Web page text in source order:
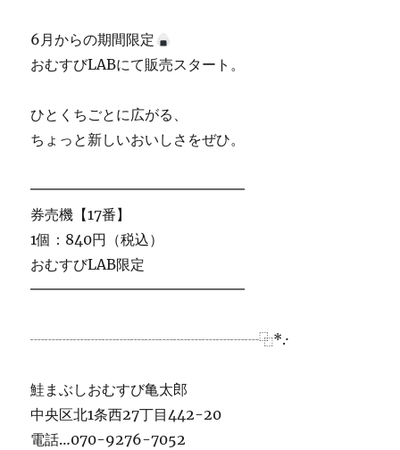
6月からの期間限定
おむすびLABにて販売スタート。
ひとくちごとに広がる、
ちょっと新しいおいしさをぜひ。
━━━━━━━━━━━━━━━
券売機【17番】
1個：840円（税込）
おむすびLAB限定
━━━━━━━━━━━━━━━
┈┈┈┈┈┈┈┈┈┈┈┈┈┈┈┈⿻*.·
鮭まぶしおむすび亀太郎
中央区北1条西27丁目442-20
電話…070-9276-7052